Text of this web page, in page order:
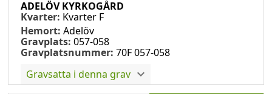
ADELÖV KYRKOGÅRD
Kvarter: Kvarter F
Hemort: Adelöv
Gravplats: 057-058
Gravplatsnummer: 70F 057-058
Gravsatta i denna grav